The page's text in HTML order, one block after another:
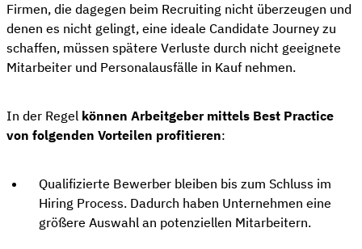
Firmen, die dagegen beim Recruiting nicht überzeugen und
denen es nicht gelingt, eine ideale Candidate Journey zu
schaffen, müssen spätere Verluste durch nicht geeignete
Mitarbeiter und Personalausfälle in Kauf nehmen.
In der Regel können Arbeitgeber mittels Best Practice
von folgenden Vorteilen profitieren:
Qualifizierte Bewerber bleiben bis zum Schluss im
Hiring Process. Dadurch haben Unternehmen eine
größere Auswahl an potenziellen Mitarbeitern.